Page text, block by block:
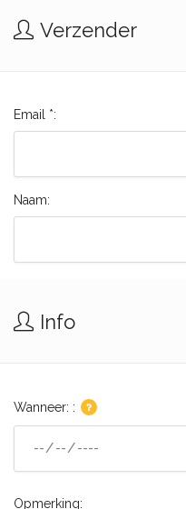
Verzender
Email *:
Naam:
Info
Wanneer: :
Opmerking: